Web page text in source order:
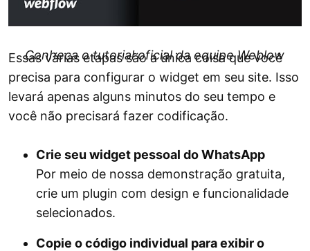
Conheça o tutorial oficial da equipe Weblow
Essas várias etapas são a única coisa que você
precisa para configurar o widget em seu site. Isso
levará apenas alguns minutos do seu tempo e
você não precisará fazer codificação.
Crie seu widget pessoal do WhatsApp
Por meio de nossa demonstração gratuita,
crie um plugin com design e funcionalidade
selecionados.
Copie o código individual para exibir o